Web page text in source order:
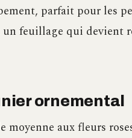
parfait pour les
feuillage qui devient
ornemental
moyenne aux fleurs